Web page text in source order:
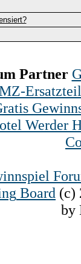
Partner
Werder
Board (c)
by